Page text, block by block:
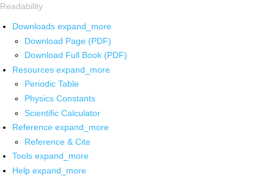
Readability
Downloads expand_more
Download Page (PDF)
Download Full Book (PDF)
Resources expand_more
Periodic Table
Physics Constants
Scientific Calculator
Reference expand_more
Reference & Cite
Tools expand_more
Help expand_more